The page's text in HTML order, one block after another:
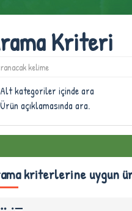
Kriteri
Alt kategoriler içinde ara
Ürün açıklamasında ara.
kriterlerine uygun